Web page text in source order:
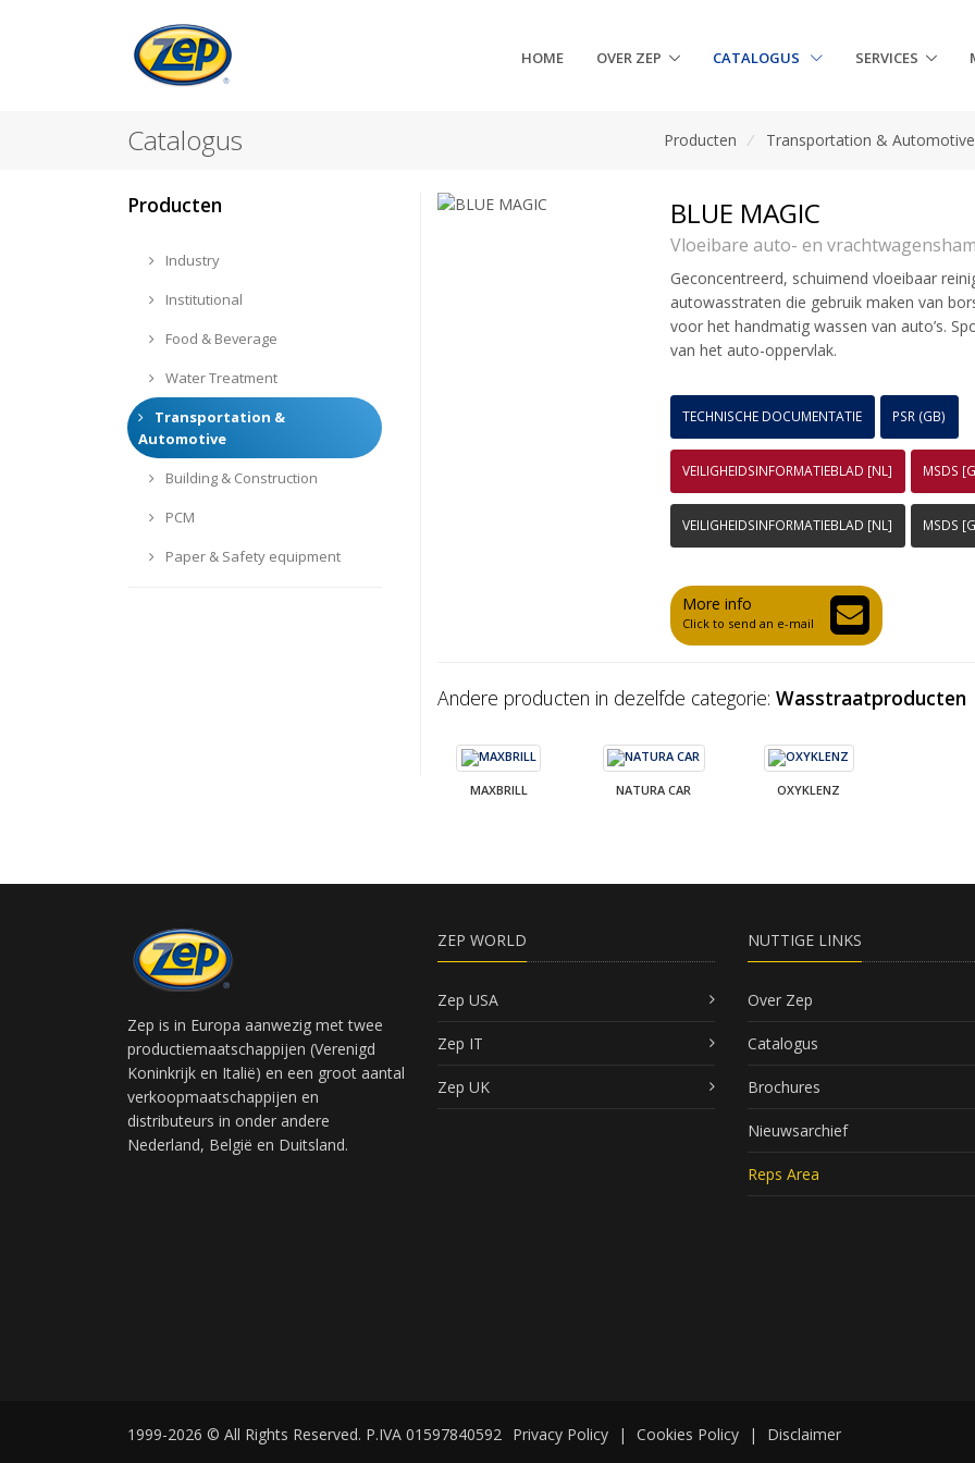
HOME OVER ZEP CATALOGUS SERVICES
Catalogus Producten / Transportation & Automotive
BLUE MAGIC
Vloeibare auto- en
Geconcentreerd, schuimend vloeibaar
autowasstraten die gebruik maken van
voor het handmatig wassen van auto’s.
van het auto-oppervlak.
TECHNISCHE DOCUMENTATIE PSR (GB)
VEILIGHEIDSINFORMATIEBLAD [NL] MSDS
VEILIGHEIDSINFORMATIEBLAD [NL] MSDS
More info
Click to send an e-mail
Andere producten in dezelfde categorie: Wasstraatproducten
MAXBRILL NATURA CAR OXYKLENZ
Producten
Industry
Institutional
Food & Beverage
Water Treatment
Transportation &
Automotive
Building & Construction
PCM
Paper & Safety equipment
Zep is in Europa aanwezig met twee
productiemaatschappijen (Verenigd
Koninkrijk en Italië) en een groot aantal
verkoopmaatschappijen en
distributeurs in onder andere
Nederland, België en Duitsland.
ZEP WORLD
Zep USA
Zep IT
Zep UK
NUTTIGE LINKS
Over Zep
Catalogus
Brochures
Nieuwsarchief
Reps Area
1999-2026 © All Rights Reserved. P.IVA 01597840592 Privacy Policy | Cookies Policy | Disclaimer